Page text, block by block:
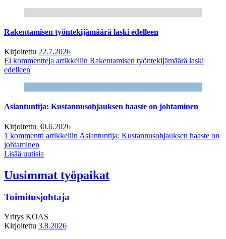
Rakentamisen työntekijämäärä laski edelleen
Kirjoitettu 22.7.2026
Ei kommentteja artikkeliin Rakentamisen työntekijämäärä laski
edelleen
Asiantuntija: Kustannusohjauksen haaste on johtaminen
Kirjoitettu 30.6.2026
1 kommentti artikkeliin Asiantuntija: Kustannusohjauksen haaste on
johtaminen
Lisää uutisia
Uusimmat työpaikat
Toimitusjohtaja
Yritys KOAS
Kirjoitettu 3.8.2026